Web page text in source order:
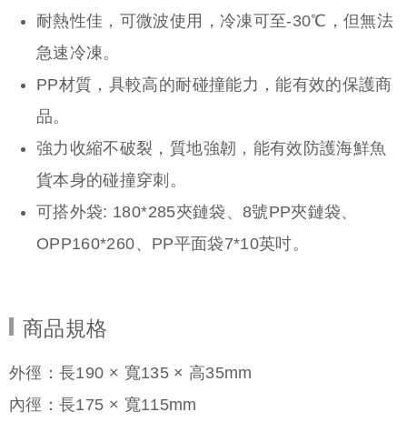
耐熱性佳，可微波使用，冷凍可至-30℃，但無法
急速冷凍。
PP材質，具較高的耐碰撞能力，能有效的保護商
品。
強力收縮不破裂，質地強韌，能有效防護海鮮魚
貨本身的碰撞穿刺。
可搭外袋: 180*285夾鏈袋、8號PP夾鏈袋、
OPP160*260、PP平面袋7*10英吋。
商品規格
外徑：長190 × 寬135 × 高35mm
內徑：長175 × 寬115mm